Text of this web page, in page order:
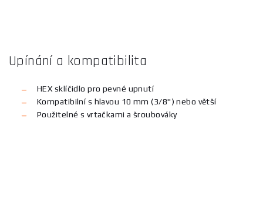
Upínání a kompatibilita
HEX sklíčidlo pro pevné upnutí
Kompatibilní s hlavou 10 mm (3/8") nebo větší
Použitelné s vrtačkami a šroubováky